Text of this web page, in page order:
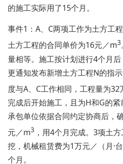
的施工实际用了15个月。
事件1：A、C两项工作为土方工
土方工程的合同单价为16元／m3
量相等。施工按计划进行4个月
更通知发布新增土方工程N的指
度与A、C工作相同，工程量为32
完成后开始施工，且为H和G的
承包单位依据合同约定协商后，
元／m3 ，用4个月完成。3项土
挖，机械租赁费为1万元／（月·
个月。